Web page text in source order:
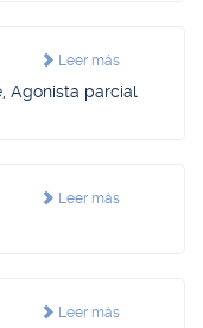
Leer más
Agonista parcial
Leer más
Leer más